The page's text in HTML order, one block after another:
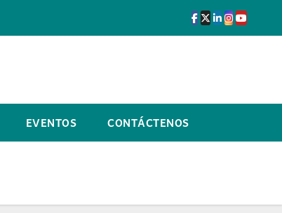
EVENTOS CONTÁCTENOS